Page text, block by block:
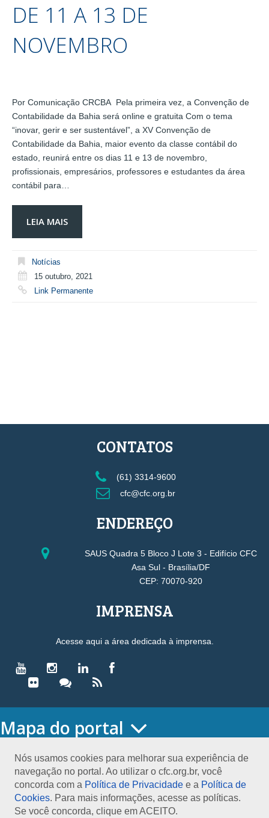
DE 11 A 13 DE
NOVEMBRO
Por Comunicação CRCBA Pela primeira vez, a Convenção de
Contabilidade da Bahia será online e gratuita Com o tema
“inovar, gerir e ser sustentável”, a XV Convenção de
Contabilidade da Bahia, maior evento da classe contábil do
estado, reunirá entre os dias 11 e 13 de novembro,
profissionais, empresários, professores e estudantes da área
contábil para…
LEIA MAIS
Notícias
15 outubro, 2021
Link Permanente
Nós usamos cookies para melhorar sua experiência de
navegação no portal. Ao utilizar o cfc.org.br, você
concorda com a Política de Privacidade e a Política de
Cookies. Para mais informações, acesse as políticas.
Se você concorda, clique em ACEITO.
CONTATOS
(61) 3314-9600
cfc@cfc.org.br
ENDEREÇO
SAUS Quadra 5 Bloco J Lote 3 - Edifício CFC
Asa Sul - Brasília/DF
CEP: 70070-920
IMPRENSA
Acesse aqui a área dedicada à imprensa.
Mapa do portal
O CONSELHO
Conselho Diretor
Nossa Sede
Planejamento
Organograma